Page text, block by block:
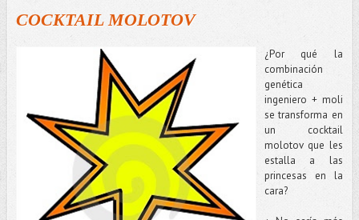
COCKTAIL MOLOTOV
¿Por qué la
combinación
genética
ingeniero + moli
se transforma en
un cocktail
molotov que les
estalla a las
princesas en la
cara?